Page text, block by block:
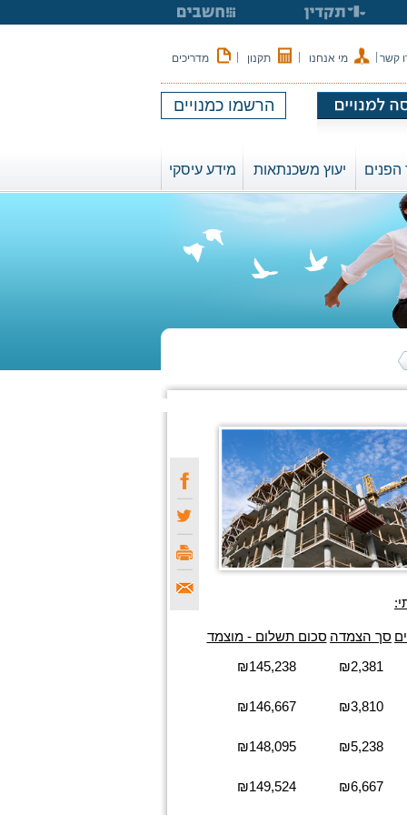
קשר מי אנחנו תקנון מדריכים
הרשמו כמנויים
מידע עיסקי יעוץ משכנתאות
סך הצמדה סכום תשלום - מוצמד
₪2,381
₪145,238
₪3,810
₪146,667
₪5,238
₪148,095
₪6,667
₪149,524